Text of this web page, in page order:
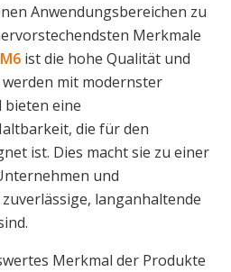
Anwendungsbereichen zu
Merkmale
ist die hohe Qualität und
mit modernster
eine
die für den
ist. Dies macht sie zu einer
und
langanhaltende
Merkmal der Produkte